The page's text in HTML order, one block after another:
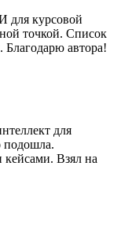
для курсовой
точкой. Список
Благодарю автора!
для
подошла.
кейсами. Взял на